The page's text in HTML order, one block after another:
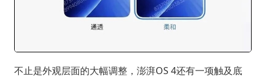
不止是外观层面的大幅调整，澎湃OS 4还有一项触及底